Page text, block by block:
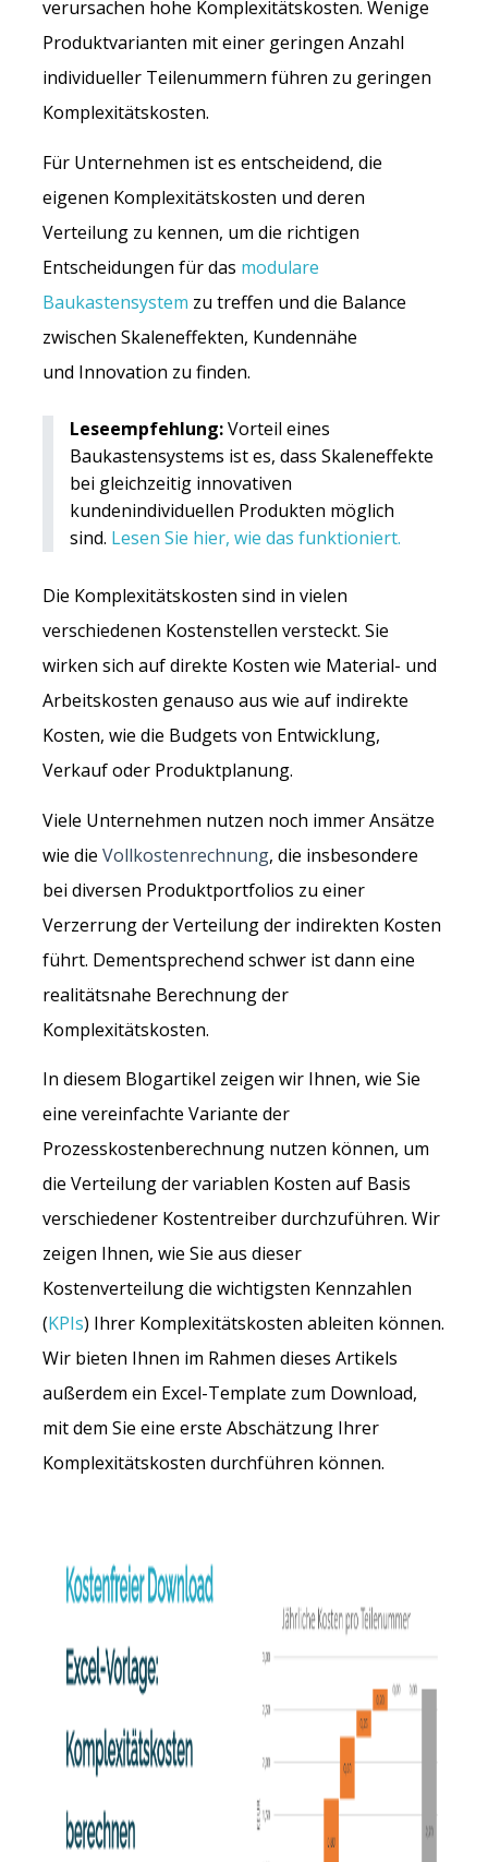
verursachen hohe Komplexitätskosten. Wenige
Produktvarianten mit einer geringen Anzahl
individueller Teilenummern führen zu geringen
Komplexitätskosten.
Für Unternehmen ist es entscheidend, die
eigenen Komplexitätskosten und deren
Verteilung zu kennen, um die richtigen
Entscheidungen für das modulare
Baukastensystem zu treffen und die Balance
zwischen Skaleneffekten, Kundennähe
und Innovation zu finden.
Leseempfehlung:Vorteil eines
Baukastensystems ist es, dass Skaleneffekte
bei gleichzeitig innovativen
kundenindividuellen Produkten möglich
sind. Lesen Sie hier, wie das funktioniert.
Die Komplexitätskosten sind in vielen
verschiedenen Kostenstellen versteckt. Sie
wirken sich auf direkte Kosten wie Material- und
Arbeitskosten genauso aus wie auf indirekte
Kosten, wie die Budgets von Entwicklung,
Verkauf oder Produktplanung.
Viele Unternehmen nutzen noch immer Ansätze
wie die Vollkostenrechnung, die insbesondere
bei diversen Produktportfolios zu einer
Verzerrung der Verteilung der indirekten Kosten
führt. Dementsprechend schwer ist dann eine
realitätsnahe Berechnung der
Komplexitätskosten.
In diesem Blogartikel zeigen wir Ihnen, wie Sie
eine vereinfachte Variante der
Prozesskostenberechnung nutzen können, um
die Verteilung der variablen Kosten auf Basis
verschiedener Kostentreiber durchzuführen. Wir
zeigen Ihnen, wie Sie aus dieser
Kostenverteilung die wichtigsten Kennzahlen
(KPIs) Ihrer Komplexitätskosten ableiten können.
Wir bieten Ihnen im Rahmen dieses Artikels
außerdem ein Excel-Template zum Download,
mit dem Sie eine erste Abschätzung Ihrer
Komplexitätskosten durchführen können.